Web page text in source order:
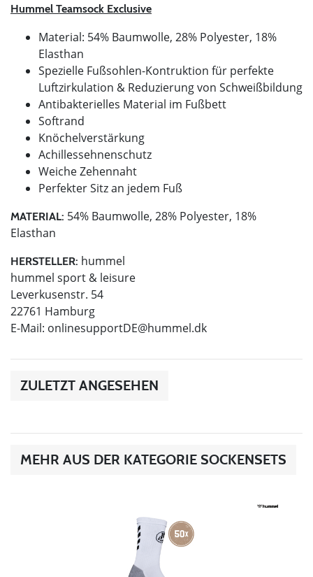
Hummel Teamsock Exclusive
Material: 54% Baumwolle, 28% Polyester, 18%
Elasthan
Spezielle Fußsohlen-Kontruktion für perfekte
Luftzirkulation & Reduzierung von Schweißbildung
Antibakterielles Material im Fußbett
Softrand
Knöchelverstärkung
Achillessehnenschutz
Weiche Zehennaht
Perfekter Sitz an jedem Fuß
MATERIAL: 54% Baumwolle, 28% Polyester, 18%
Elasthan
HERSTELLER: hummel
hummel sport & leisure
Leverkusenstr. 54
22761 Hamburg
E-Mail: onlinesupportDE@hummel.dk
ZULETZT ANGESEHEN
MEHR AUS DER KATEGORIE SOCKENSETS